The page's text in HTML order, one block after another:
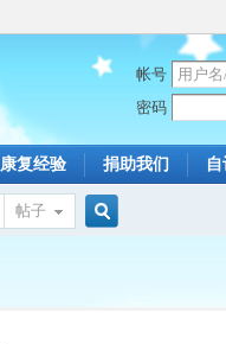
帐号
密码
康复经验 捐助我们
帖子